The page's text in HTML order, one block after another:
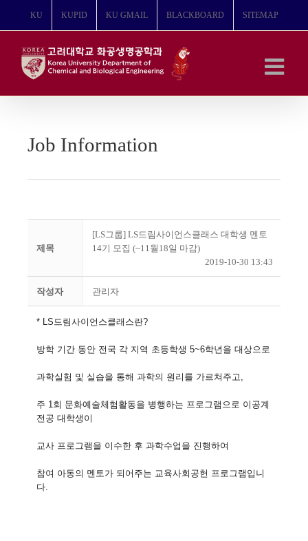
뛰
KU KUPID KU GMAIL BLACKBOARD SITEMAP
Job Information
제목
[LS그룹] LS드림사이언스클래스 대학생 멘토
14기 모집 (~11월18일 마감)
2019-10-30 13:43
작성자 관리자
* LS드림사이언스클래스란?
방학 기간 동안 전국 각 지역 초등학생 5~6학년을 대상으로
과학실험 및 실습을 통해 과학의 원리를 가르쳐주고,
주 1회 문화예술체험활동을 병행하는 프로그램으로 이공계
전공 대학생이
교사 프로그램을 이수한 후 과학수업을 진행하여
참여 아동의 멘토가 되어주는 교육사회공헌 프로그램입니
다.